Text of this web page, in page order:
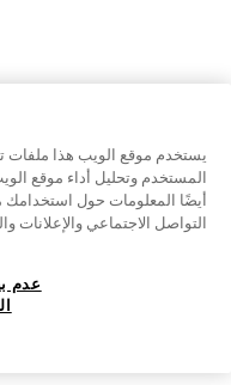
يستخدم موقع الويب هذا ملفات
المستخدم وتحليل أداء موقع
أيضًا المعلومات حول
التواصل الاجتماعي والإعلانات
عدم